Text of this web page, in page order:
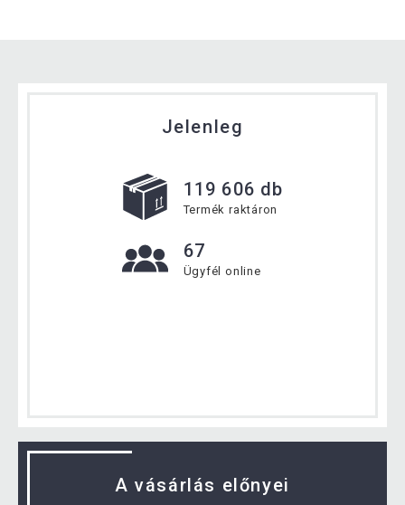
Jelenleg
119 606 db
Termék raktáron
67
Ügyfél online
A vásárlás előnyei